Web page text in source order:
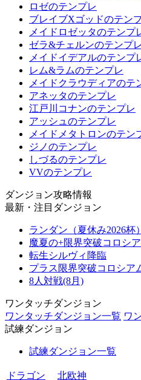
ロゼのテンプレ
ブレイブXゴッドのテン
メイドロゼッタのテンプ
ゼラ&チェルンのテンプレ
メイドイデアルのテンプ
レム&ラムのテンプレ
メイドクラウディアのテ
アネッタのテンプレ
江戸川コナンのテンプレ
アッシュのテンプレ
メイドメタトロンのテン
ジノのテンプレ
しづるのテンプレ
VVのテンプレ
ダンジョン攻略情報
最新・注目ダンジョン
ランダン（夏休み2026杯）
魔夏の+限界突破コロシ
転生シルヴィ降臨
プラス限界突破コロシア
8人対戦(8月)
ワンタッチダンジョン
ワンタッチダンジョン一覧 ワ
試練ダンジョン
試練ダンジョン一覧
ドラゴン 北欧神